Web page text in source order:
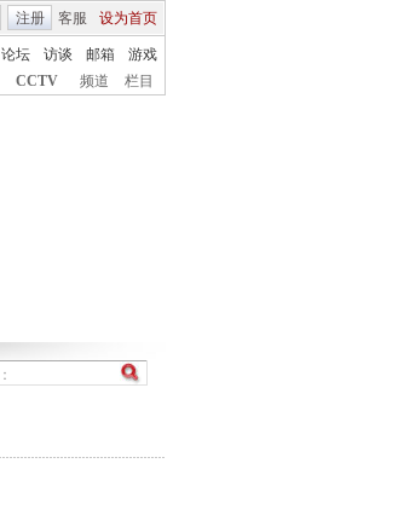
客服 设为首页
注册
论坛 访谈 邮箱
游戏
CCTV 频道 栏目